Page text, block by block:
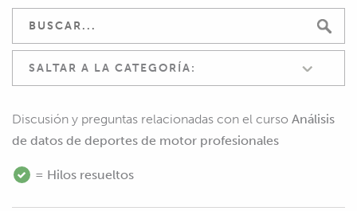
SALTAR A LA CATEGORÍA:
Discusión y preguntas relacionadas con el curso Análisis
de datos de deportes de motor profesionales
= Hilos resueltos